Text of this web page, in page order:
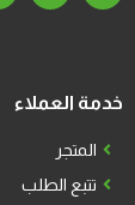
خدمة العملاء
المتجر
تتبع الطلب